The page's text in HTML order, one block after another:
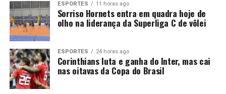
ESPORTES 11 horas ago
Sorriso Hornets entra em quadra hoje de
olho na liderança da Superliga C de vôlei
ESPORTES 24 horas ago
Corinthians luta e ganha do Inter, mas cai
nas oitavas da Copa do Brasil